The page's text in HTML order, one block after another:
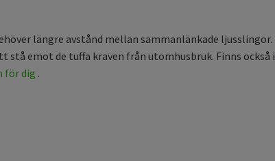
längre avstånd mellan sammanlänkade ljusslingor.
stå emot de tuffa kraven från utomhusbruk. Finns också i
för dig .